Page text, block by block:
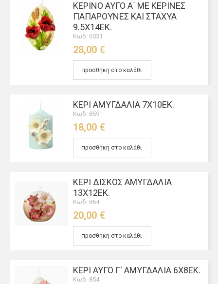
ΚΈΡΙΝΟ ΑΥΓΌ Α΄ ΜΕ ΚΈΡΙΝΕΣ
ΠΑΠΑΡΟΎΝΕΣ ΚΑΙ ΣΤΆΧΥΑ
9.5Χ14ΕΚ.
Κωδ. 6031
28,00 €
προσθήκη στο καλάθι
ΚΕΡΊ ΑΜΥΓΔΑΛΙΆ 7Χ10ΕΚ.
Κωδ. 859
18,00 €
προσθήκη στο καλάθι
ΚΕΡΊ ΔΊΣΚΟΣ ΑΜΥΓΔΑΛΙΆ
13Χ12ΕΚ.
Κωδ. 864
20,00 €
προσθήκη στο καλάθι
ΚΕΡΊ ΑΥΓΌ Γ' ΑΜΥΓΔΑΛΙΆ 6Χ8ΕΚ.
Κωδ. 854